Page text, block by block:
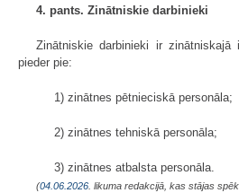
4. pants. Zinātniskie darbinieki
Zinātniskie darbinieki ir zinātniskajā
pieder pie:
1) zinātnes pētnieciskā personāla;
2) zinātnes tehniskā personāla;
3) zinātnes atbalsta personāla.
(04.06.2026. likuma redakcijā, kas stājas